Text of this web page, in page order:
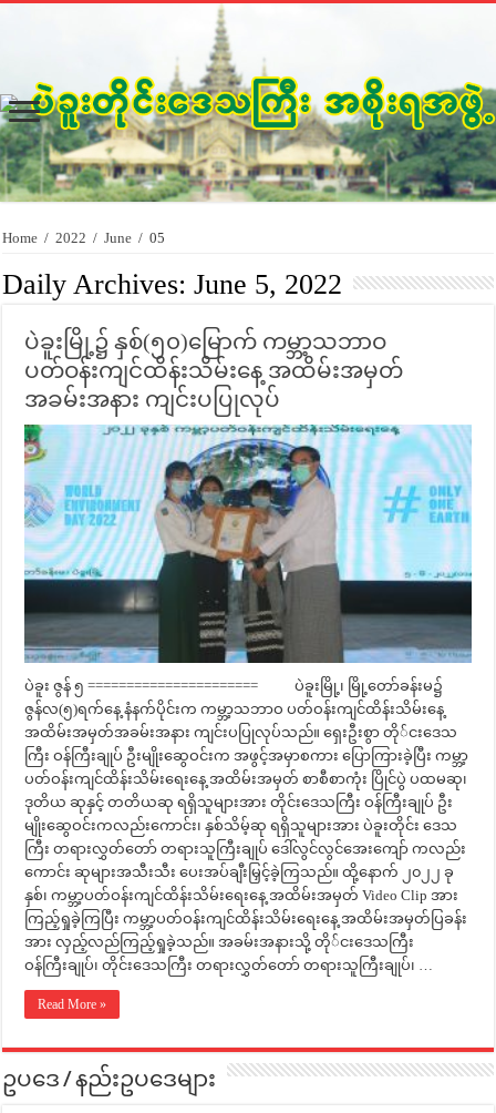
Home / 2022 / June / 05
Daily Archives:June 5, 2022
ပဲခူးမြို့၌ နှစ်(၅၀)မြောက် ကမ္ဘာ့သဘာဝ
ပတ်ဝန်းကျင်ထိန်းသိမ်းနေ့ အထိမ်းအမှတ်
အခမ်းအနား ကျင်းပပြုလုပ်
ပဲခူး ဇွန် ၅ ====================== ပဲခူးမြို့၊ မြို့တော်ခန်းမ၌
ဇွန်လ(၅)ရက်နေ့ နံနက်ပိုင်းက ကမ္ဘာ့သဘာဝ ပတ်ဝန်းကျင်ထိန်းသိမ်းနေ့
အထိမ်းအမှတ်အခမ်းအနား ကျင်းပပြုလုပ်သည်။ ရှေးဦးစွာ တို်ငးဒေသ
ကြီး ဝန်ကြီးချုပ် ဦးမျိုးဆွေဝင်းက အဖွင့်အမှာစကား ပြောကြားခဲ့ပြီး ကမ္ဘာ့
ပတ်ဝန်းကျင်ထိန်းသိမ်းရေးနေ့ အထိမ်းအမှတ် စာစီစာကုံး ပြိုင်ပွဲ ပထမဆု၊
ဒုတိယ ဆုနှင့် တတိယဆု ရရှိသူများအား တိုင်းဒေသကြီး ဝန်ကြီးချုပ် ဦး
မျိုးဆွေဝင်းကလည်းကောင်း၊ နှစ်သိမ့်ဆု ရရှိသူများအား ပဲခူးတိုင်း ဒေသ
ကြီး တရားလွှတ်တော် တရားသူကြီးချုပ် ဒေါ်လွင်လွင်အေးကျော် ကလည်း
ကောင်း ဆုများအသီးသီး ပေးအပ်ချီးမြှင့်ခဲ့ကြသည်။ ထို့နောက် ၂၀၂၂ ခု
နှစ်၊ ကမ္ဘာ့ပတ်ဝန်းကျင်ထိန်းသိမ်းရေးနေ့ အထိမ်းအမှတ် Video Clip အား
ကြည့်ရှုခဲ့ကြပြီး ကမ္ဘာ့ပတ်ဝန်းကျင်ထိန်းသိမ်းရေးနေ့ အထိမ်းအမှတ်ပြခန်း
အား လှည့်လည်ကြည့်ရှုခဲ့သည်။ အခမ်းအနားသို့ တို်ငးဒေသကြီး
ဝန်ကြီးချုပ်၊ တိုင်းဒေသကြီး တရားလွှတ်တော် တရားသူကြီးချုပ်၊ …
Read More »
ဥပဒေ / နည်းဥပဒေများ